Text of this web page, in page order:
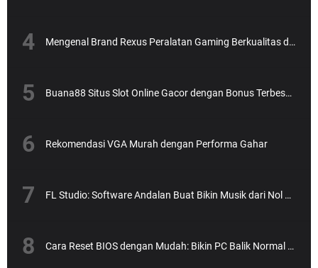
Mengenal Brand Rexus Peralatan Gaming Berkualitas dengan Harga Bersahabat
Buana88 Situs Slot Online Gacor dengan Bonus Terbesar dan Paling Menguntungkan
Rekomendasi VGA Murah dengan Performa Gahar
FL Studio: Software Andalan Buat Bikin Musik dari Nol Sampai Jadi Hits
Cara Reset BIOS dengan Mudah: Bikin PC Balik Normal Lagi!